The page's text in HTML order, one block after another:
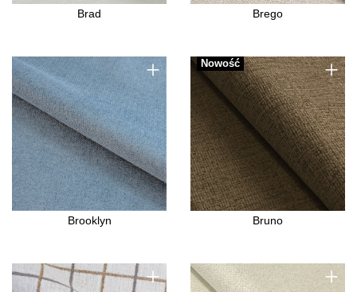
Brad Brego
+
Brooklyn
+
Nowość
Bruno
+ +